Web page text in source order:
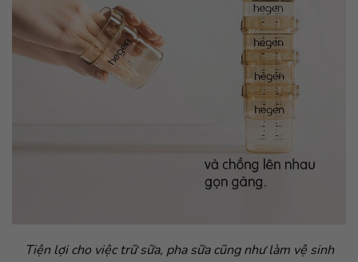
Tiện lợi cho việc trữ sữa, pha sữa cũng như làm vệ sinh